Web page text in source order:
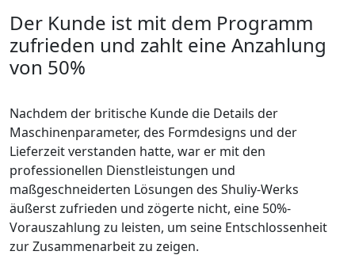
Der Kunde ist mit dem Programm
zufrieden und zahlt eine Anzahlung
von 50%
Nachdem der britische Kunde die Details der
Maschinenparameter, des Formdesigns und der
Lieferzeit verstanden hatte, war er mit den
professionellen Dienstleistungen und
maßgeschneiderten Lösungen des Shuliy-Werks
äußerst zufrieden und zögerte nicht, eine 50%-
Vorauszahlung zu leisten, um seine Entschlossenheit
zur Zusammenarbeit zu zeigen.